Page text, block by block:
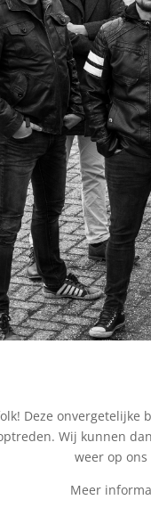
Deze
Wij kunnen
weer op
Meer